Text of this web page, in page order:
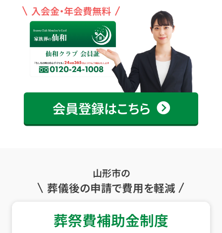
入会金・年会費無料
会員登録はこちら
山形市の
葬儀後の申請で費用を軽減
葬祭費補助金制度